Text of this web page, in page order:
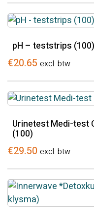
pH – teststrips (100)
€20.65 excl. btw
Urinetest Medi-test
(100)
€29.50 excl. btw